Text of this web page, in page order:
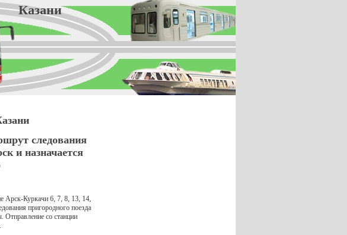
следования
и назначается
Арск-Куркачи 6, 7, 8, 13, 14,
пригородного поезда
Отправление со станции